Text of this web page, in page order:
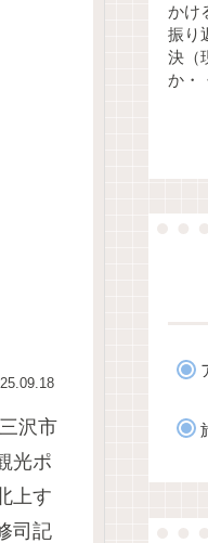
沢市
光ポ
上す
司記
かけ
振り
決（
か・